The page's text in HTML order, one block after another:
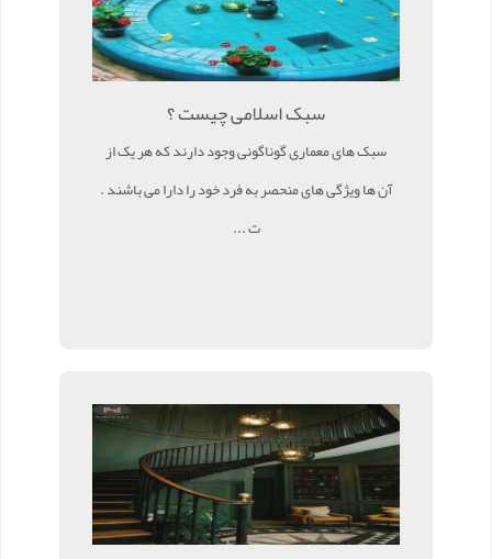
سبک اسلامی چیست ؟
سبک های معماری گوناگونی وجود دارند که هر یک از
آن ها ویژگی های منحصر به فرد خود را دارا می باشند .
ت ...